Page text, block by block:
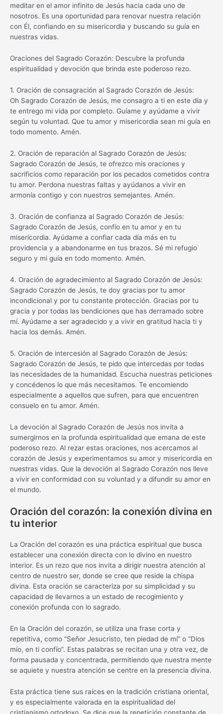
meditar en el amor infinito de Jesús hacia cada uno de
nosotros. Es una oportunidad para renovar nuestra relación
con Él, confiando en su misericordia y buscando su guía en
nuestras vidas.
Oraciones del Sagrado Corazón: Descubre la profunda
espiritualidad y devoción que brinda este poderoso rezo.
1. Oración de consagración al Sagrado Corazón de Jesús:
Oh Sagrado Corazón de Jesús, me consagro a ti en este día y
te entrego mi vida por completo. Guíame y ayúdame a vivir
según tu voluntad. Que tu amor y misericordia sean mi guía en
todo momento. Amén.
2. Oración de reparación al Sagrado Corazón de Jesús:
Sagrado Corazón de Jesús, te ofrezco mis oraciones y
sacrificios como reparación por los pecados cometidos contra
tu amor. Perdona nuestras faltas y ayúdanos a vivir en
armonía contigo y con nuestros semejantes. Amén.
3. Oración de confianza al Sagrado Corazón de Jesús:
Sagrado Corazón de Jesús, confío en tu amor y en tu
misericordia. Ayúdame a confiar cada día más en tu
providencia y a abandonarme en tus brazos. Sé mi refugio
seguro y mi guía en todo momento. Amén.
4. Oración de agradecimiento al Sagrado Corazón de Jesús:
Sagrado Corazón de Jesús, te doy gracias por tu amor
incondicional y por tu constante protección. Gracias por tu
gracia y por todas las bendiciones que has derramado sobre
mí. Ayúdame a ser agradecido y a vivir en gratitud hacia ti y
hacia los demás. Amén.
5. Oración de intercesión al Sagrado Corazón de Jesús:
Sagrado Corazón de Jesús, te pido que intercedas por todas
las necesidades de la humanidad. Escucha nuestras peticiones
y concédenos lo que más necesitamos. Te encomiendo
especialmente a aquellos que sufren, para que encuentren
consuelo en tu amor. Amén.
La devoción al Sagrado Corazón de Jesús nos invita a
sumergirnos en la profunda espiritualidad que emana de este
poderoso rezo. Al rezar estas oraciones, nos acercamos al
corazón de Jesús y experimentamos su amor y misericordia en
nuestras vidas. Que la devoción al Sagrado Corazón nos lleve
a vivir en conformidad con su voluntad y a difundir su amor en
el mundo.
Oración del corazón: la conexión divina en
tu interior
La Oración del corazón es una práctica espiritual que busca
establecer una conexión directa con lo divino en nuestro
interior. Es un rezo que nos invita a dirigir nuestra atención al
centro de nuestro ser, donde se cree que reside la chispa
divina. Esta oración se caracteriza por su simplicidad y su
capacidad de llevarnos a un estado de recogimiento y
conexión profunda con lo sagrado.
En la Oración del corazón, se utiliza una frase corta y
repetitiva, como “Señor Jesucristo, ten piedad de mí” o “Dios
mío, en ti confío”. Estas palabras se recitan una y otra vez, de
forma pausada y concentrada, permitiendo que nuestra mente
se aquiete y nuestra atención se centre en la presencia divina.
Esta práctica tiene sus raíces en la tradición cristiana oriental,
y es especialmente valorada en la espiritualidad del